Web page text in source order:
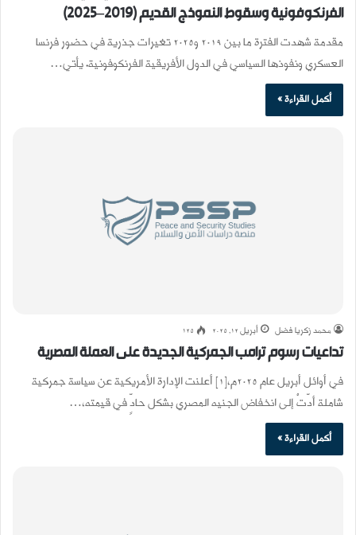
الفرنكوفونية وسقوط النموذج القديم (2019–2025)
مقدمة شهدت الفترة ما بين 2019 و2025 تغيرات جذرية في حضور فرنسا
العسكري ونفوذها السياسي في الدول الأفريقية الفرنكوفونية. يأتي…
أكمل القراءة »
محمد زكريا فضل أبريل 12, 2025 125
تداعيات رسوم ترامب الجمركية الجديدة على العملة المصرية
في أوائل أبريل عام 2025م،[1] أعلنت الإدارة الأمريكية عن سياسة جمركية
شاملة أدّتْ إلى انخفاض الجنيه المصري بشكل حادٍّ في قيمته،…
أكمل القراءة »